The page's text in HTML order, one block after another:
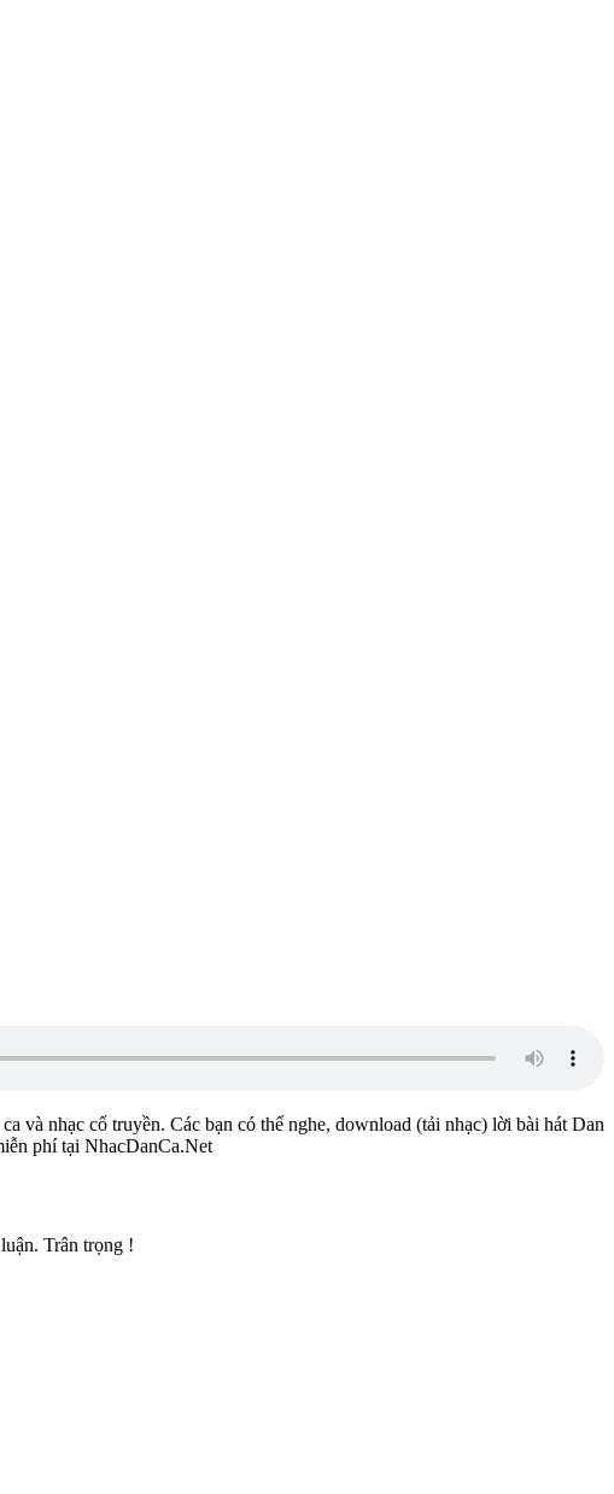
và nhạc cổ truyền. Các bạn có thể nghe, download (tải nhạc) lời bài hát Dan
phí tại NhacDanCa.Net
Trân trọng !